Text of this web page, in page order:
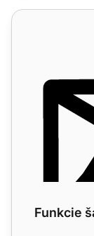
Funkcie šablón
Funkcie